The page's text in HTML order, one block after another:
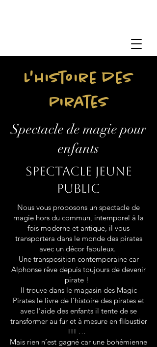
L'histoire des
Pirates
Spectacle de magie pour
enfants
Spectacle jeune
public
Nous vous proposons un spectacle de
magie hors du commun, intemporel à la
fois moderne et antique, il vous
transportera dans le monde des pirates
avec un décor fabuleux.
Une transposition contemporaine car
Alphonse rêve depuis toujours de devenir
pirate !
Il trouve dans le magasin des Magic
Pirates le livre de l’histoire des pirates et
avec l’aide des enfants il tente de se
transformer au fur et à mesure en flibustier
!!! …
Mais rien n’est gagné car une bohémienne